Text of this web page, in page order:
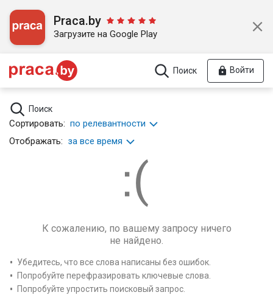
Praca.by
Загрузите на Google Play
Поиск Войти
Поиск
Сортировать: по релевантности
Отображать: за все время
К сожалению, по вашему запросу ничего
не найдено.
Убедитесь, что все слова написаны без ошибок.
Попробуйте перефразировать ключевые слова.
Попробуйте упростить поисковый запрос.